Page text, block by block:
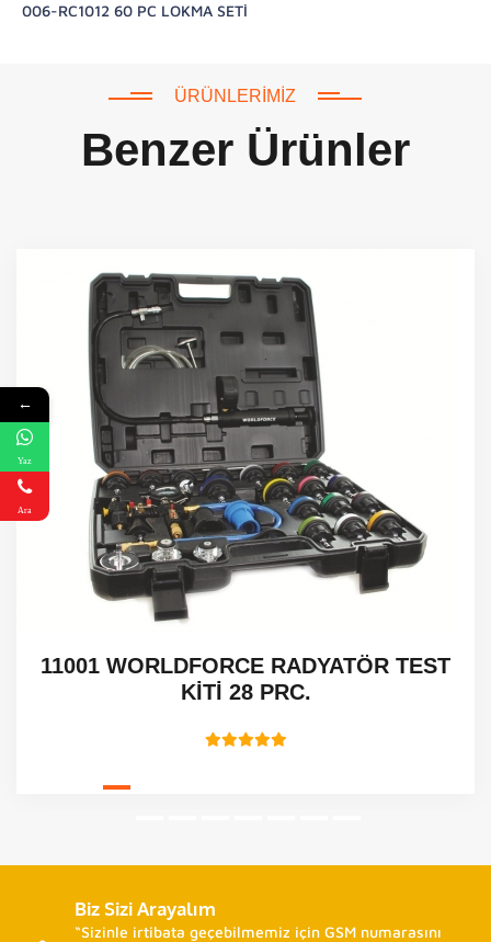
006-RC1012 60 PC LOKMA SETİ
ÜRÜNLERIMIZ
Benzer Ürünler
11001 WORLDFORCE RADYATÖR TEST
KİTİ 28 PRC.
Biz Sizi Arayalım
“Sizinle irtibata geçebilmemiz için GSM numarasını
←
Yaz
Ara